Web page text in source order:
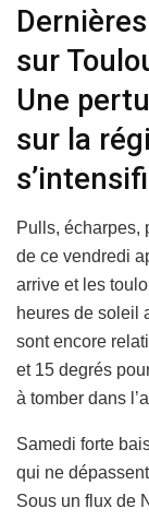
sur
Une
sur la
Pulls, écharpes,
de ce vendredi
arrive et les
heures de soleil
sont encore
et 15 degrés
à tomber dans
Samedi forte
qui ne
Sous un flux de